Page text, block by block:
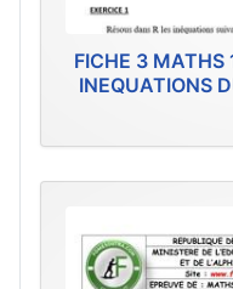
FICHE 3 MATHS
INEQUATIONS